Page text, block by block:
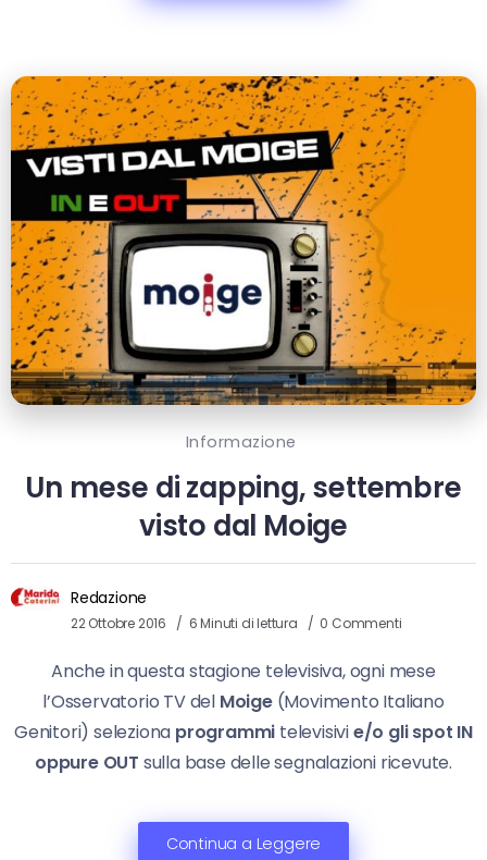
Informazione
Un mese di zapping, settembre
visto dal Moige
Redazione
22 Ottobre 2016 6 Minuti di lettura 0 Commenti
Anche in questa stagione televisiva, ogni mese
l’Osservatorio TV del Moige(Movimento Italiano
Genitori) seleziona programmi televisivie/o gli spot IN
oppure OUT sulla base delle segnalazioni ricevute.
Continua a Leggere